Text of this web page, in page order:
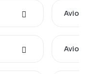
Avio
Avio